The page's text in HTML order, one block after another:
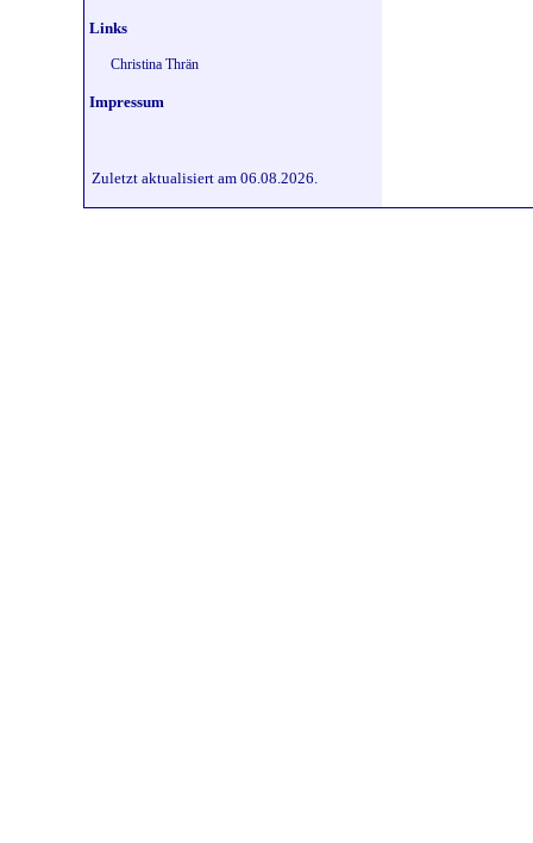
Links
Christina Thrän
Impressum
Zuletzt aktualisiert am 06.08.2026.